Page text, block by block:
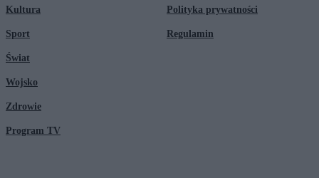
Kultura
Sport
Świat
Wojsko
Zdrowie
Program TV
Polityka prywatności
Regulamin